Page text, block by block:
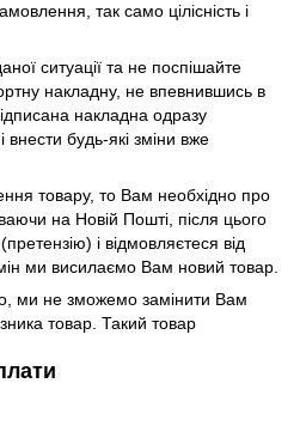
так само цілісність і
ситуації та не поспішайте
накладну, не впевнившись в
накладна одразу
внести будь-які зміни вже
товару, то Вам необхідно про
на Новій Пошті, після цього
і відмовляєтеся від
ми висилаємо Вам новий товар.
ми не зможемо замінити Вам
товар. Такий товар